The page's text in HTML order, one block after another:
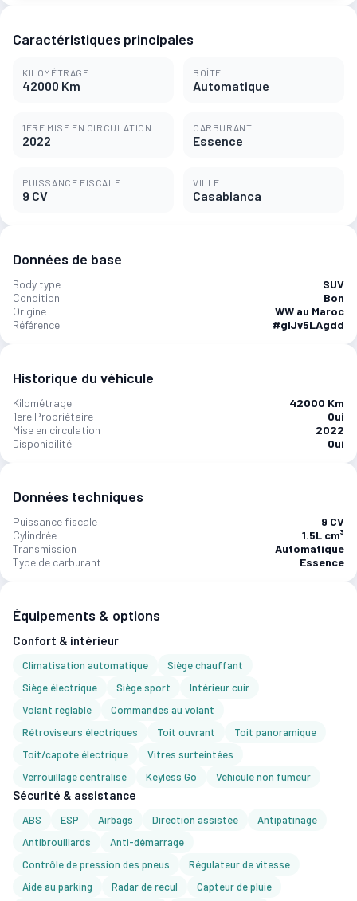
Caractéristiques principales
KILOMÉTRAGE
42000 Km
BOÎTE
Automatique
1ÈRE MISE EN CIRCULATION
2022
CARBURANT
Essence
PUISSANCE FISCALE
9 CV
VILLE
Casablanca
Données de base
Body type
SUV
Condition
Bon
Origine
WW au Maroc
Référence
#gIJv5LAgdd
Historique du véhicule
Kilométrage
42000 Km
1ere Propriétaire
Oui
Mise en circulation
2022
Disponibilité
Oui
Données techniques
Puissance fiscale
9 CV
Cylindrée
1.5L cm³
Transmission
Automatique
Type de carburant
Essence
Équipements & options
Confort & intérieur
Climatisation automatique
Siège chauffant
Siège électrique
Siège sport
Intérieur cuir
Volant réglable
Commandes au volant
Rétroviseurs électriques
Toit ouvrant
Toit panoramique
Toit/capote électrique
Vitres surteintées
Verrouillage centralisé
Keyless Go Véhicule non fumeur
Sécurité & assistance
ABS ESP Airbags Direction assistée
Antipatinage
Antibrouillards
Anti-démarrage
Contrôle de pression des pneus
Régulateur de vitesse
Aide au parking
Radar de recul
Capteur de pluie